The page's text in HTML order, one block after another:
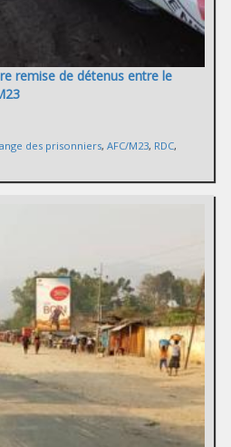
remise de détenus entre le
des prisonniers, AFC/M23, RDC,